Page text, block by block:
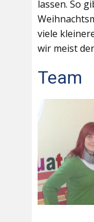
lassen. So
viele
wir meist
Team